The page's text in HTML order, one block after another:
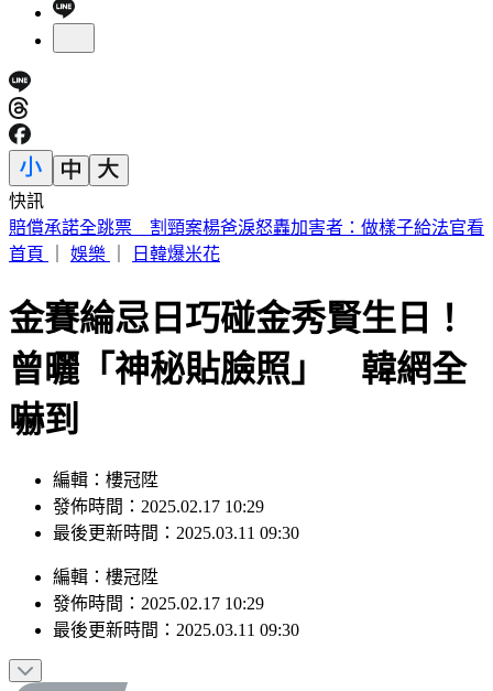
快訊
可樂當水喝15年 35歲陸女掉牙罹糖尿病目測60歲
首頁
娛樂 日韓爆米花
金賽綸忌日巧碰金秀賢生日！
曾曬「神秘貼臉照」 韓網全
嚇到
編輯：樓冠陞
發佈時間：2025.02.17 10:29
最後更新時間：2025.03.11 09:30
編輯 ： 樓冠陞
發佈時間： 2025.02.17 10:29
最後更新時間： 2025.03.11 09:30